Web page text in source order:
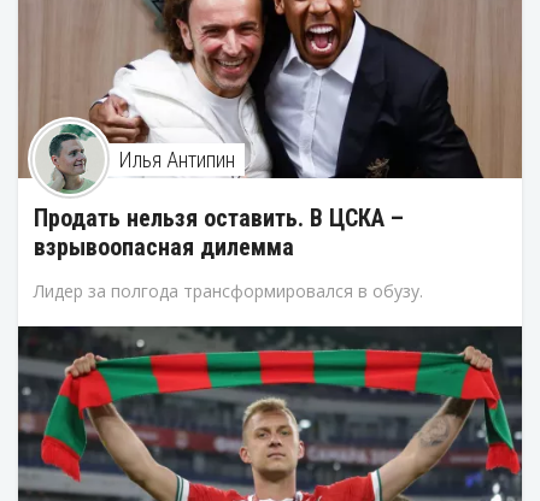
Илья Антипин
Продать нельзя оставить. В ЦСКА –
взрывоопасная дилемма
Лидер за полгода трансформировался в обузу.